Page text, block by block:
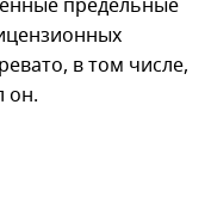
предельные
в том числе,
он.